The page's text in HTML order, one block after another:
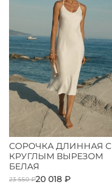
СОРОЧКА ДЛИННАЯ С
КРУГЛЫМ ВЫРЕЗОМ
БЕЛАЯ
23 550 ₽20 018 ₽